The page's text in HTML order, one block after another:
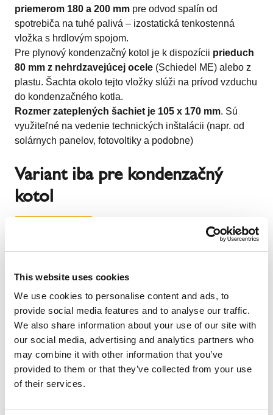
This website uses cookies
We use cookies to personalise content and ads, to
provide social media features and to analyse our traffic.
We also share information about your use of our site with
our social media, advertising and analytics partners who
may combine it with other information that you’ve
provided to them or that they’ve collected from your use
of their services.
priemerom 180 a 200 mm pre odvod spalín od
spotrebiča na tuhé palivá – izostatická tenkostenná
vložka s hrdlovým spojom.
Pre plynový kondenzačný kotol je k dispozícii prieduch
80 mm z nehrdzavejúcej ocele (Schiedel ME) alebo z
plastu. Šachta okolo tejto vložky slúži na prívod vzduchu
do kondenzačného kotla.
Rozmer zateplených šachiet je 105 x 170 mm. Sú
využiteľné na vedenie technických inštalácii (napr. od
solárnych panelov, fotovoltiky a podobne)
Variant iba pre kondenzačný
kotol
Pokiaľ je kondenzačný kotol na inom mieste a nie je